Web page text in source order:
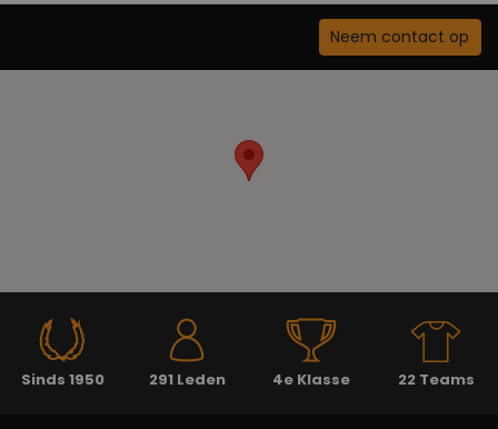
Neem contact op
Sinds 1950 291 Leden 4e Klasse 22 Teams